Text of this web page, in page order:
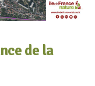
de la